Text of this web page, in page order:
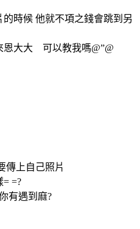
時候 他就不項之錢會跳到另
大大 可以教我嗎@”@
傳上自己照片
= =?
有遇到麻?